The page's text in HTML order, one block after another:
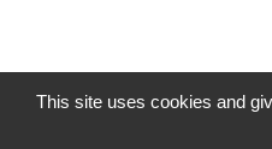
This site uses cookies and